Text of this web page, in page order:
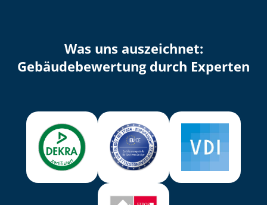
Was uns auszeichnet:
Ge­bäu­de­be­wer­tung durch Experten